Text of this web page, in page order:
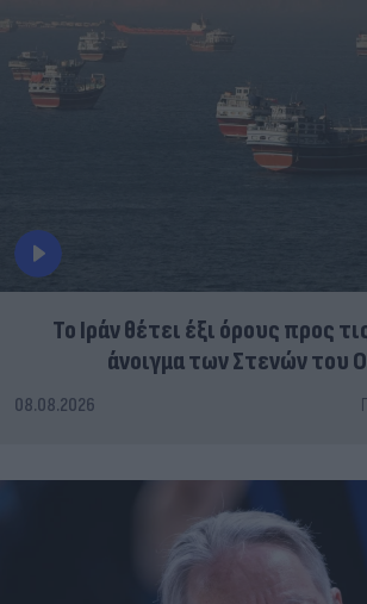
Το Ιράν θέτει έξι όρους προς
άνοιγμα των Στενών του
08.08.2026